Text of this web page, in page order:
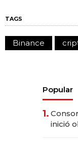
TAGS
Binance
Popular
1.
inició